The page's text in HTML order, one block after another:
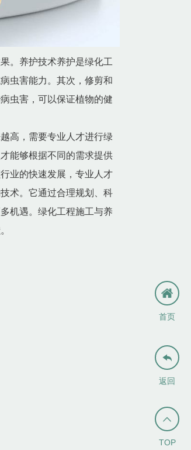
。养护技术养护是绿化工
虫害能力。其次，修剪和
虫害，可以保证植物的健
高，需要专业人才进行绿
能够根据不同的需求提供
业的快速发展，专业人才
术。它通过合理规划、科
机遇。绿化工程施工与养
首页

TOP

返回